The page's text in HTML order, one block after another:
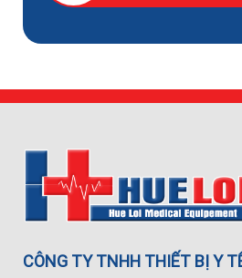
CÔNG TY TNHH THIẾT BỊ Y